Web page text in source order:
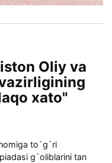
Oliy va
xato"
to`g`ri
g`oliblarini tan